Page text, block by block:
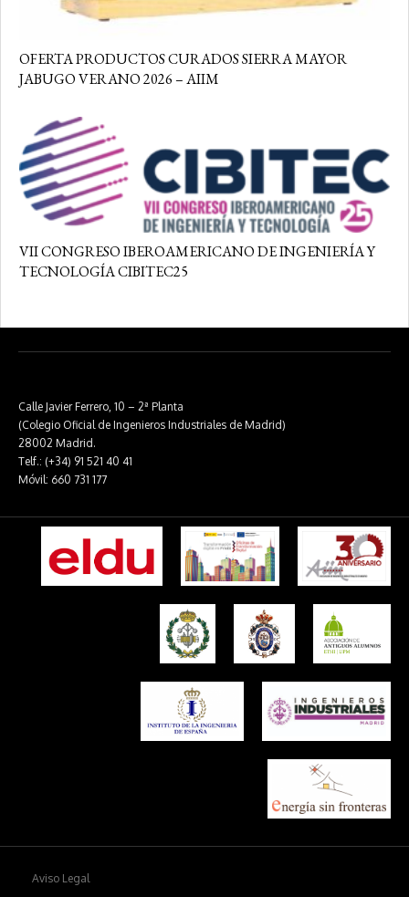
OFERTA PRODUCTOS CURADOS SIERRA MAYOR
JABUGO VERANO 2026 – AIIM
VII CONGRESO IBEROAMERICANO DE INGENIERÍA Y
TECNOLOGÍA CIBITEC25
Calle Javier Ferrero, 10 – 2ª Planta
(Colegio Oficial de Ingenieros Industriales de Madrid)
28002 Madrid.
Telf.: (+34) 91 521 40 41
Móvil: 660 731 177
Aviso Legal